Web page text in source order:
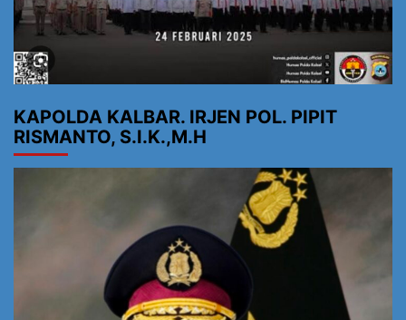
KAPOLDA KALBAR. IRJEN POL. PIPIT
RISMANTO, S.I.K.,M.H